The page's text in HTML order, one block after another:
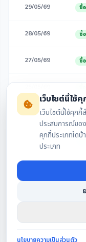
29/05/69 ซื้อ
28/05/69 ซื้อ
27/05/69 ซื้อ
20/05/69 ซื้อ
19/05/69
ซื้อ
เว็บไซต์นี้ใช้คุ
เว็บไซต์นี้ใช้คุก
ประสบการณ์ขอ
คุกกี้ประเภทใดบ้
ประเภท
นโยบายความเป็นส่วนตัว